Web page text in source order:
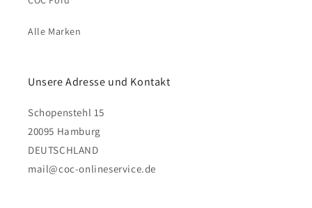
Alle Marken
Unsere Adresse und Kontakt
Schopenstehl 15
20095 Hamburg
DEUTSCHLAND
mail@coc-onlineservice.de